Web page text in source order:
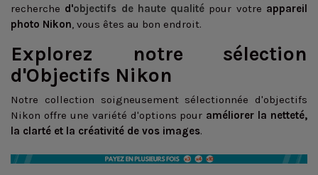
recherche d'objectifs de haute qualité pour votre appareil
photo Nikon, vous êtes au bon endroit.
Explorez notre sélection
d'Objectifs Nikon
Notre collection soigneusement sélectionnée d'objectifs
Nikon offre une variété d'options pour améliorer la netteté,
la clarté et la créativité de vos images.